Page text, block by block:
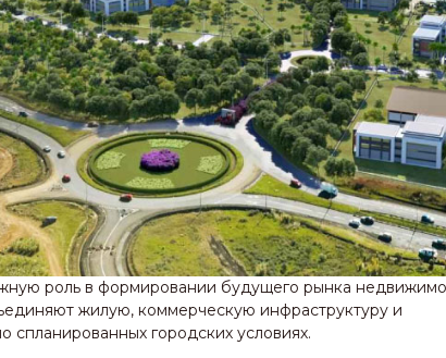
роль в формировании будущего рынка
жилую, коммерческую инфраструктуру и
спланированных городских условиях.